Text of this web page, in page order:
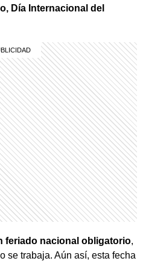
Día Internacional del
feriado nacional obligatorio,
se trabaja. Aún así, esta fecha